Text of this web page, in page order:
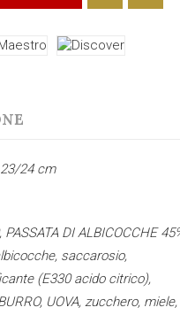
24 cm
DI ALBICOCCHE
saccarosio,
(E330 acido citrico),
UOVA, zucchero, miele,